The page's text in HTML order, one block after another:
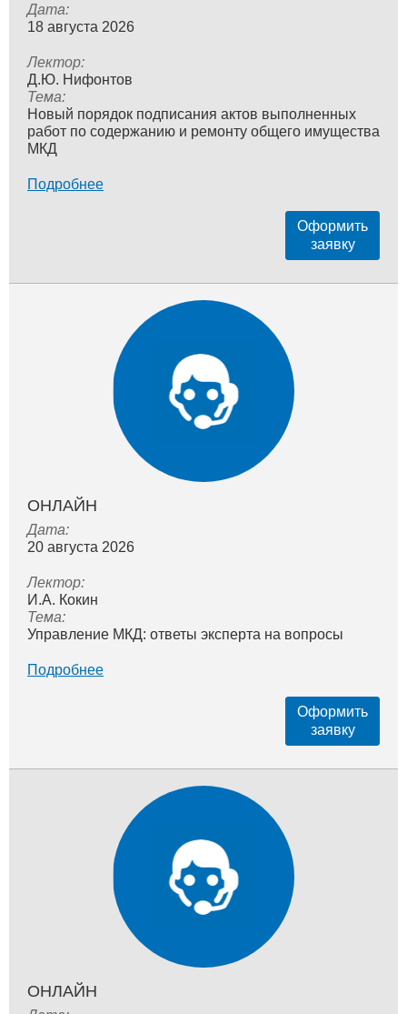
Дата:
18 августа 2026
Лектор:
Д.Ю. Нифонтов
Тема:
Новый порядок подписания актов выполненных
работ по содержанию и ремонту общего имущества
МКД
Подробнее
Оформить
заявку
ОНЛАЙН
Дата:
20 августа 2026
Лектор:
И.А. Кокин
Тема:
Управление МКД: ответы эксперта на вопросы
Подробнее
Оформить
заявку
ОНЛАЙН